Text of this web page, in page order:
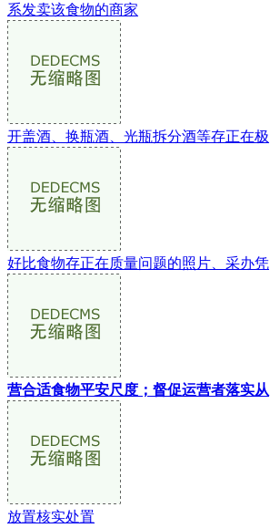
系发卖该食物的商家
开盖酒、换瓶酒、光瓶拆分酒等存正在极
好比食物存正在质量问题的照片、采办凭
营合适食物平安尺度；督促运营者落实从
放置核实处置